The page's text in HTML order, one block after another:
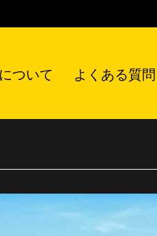
について よくある質問